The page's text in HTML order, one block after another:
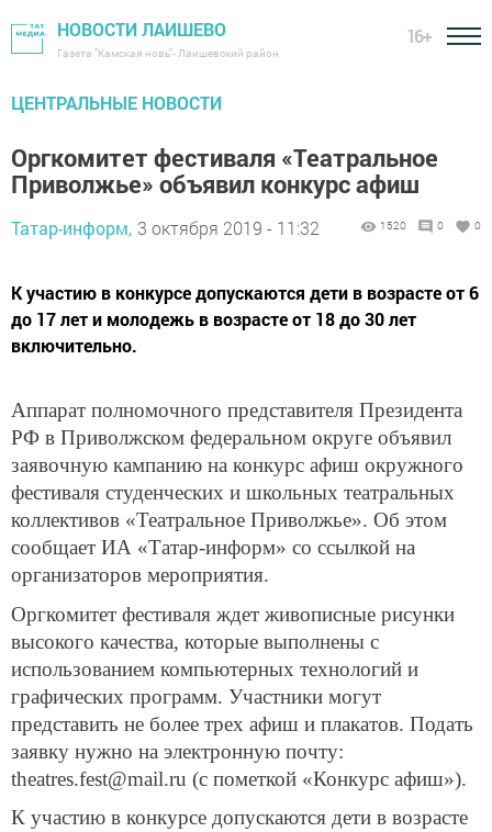
НОВОСТИ ЛАИШЕВО
Газета "Камская новь"- Лаишевский район
16+
ЦЕНТРАЛЬНЫЕ НОВОСТИ
Оргкомитет фестиваля «Театральное
Приволжье» объявил конкурс афиш
Татар-информ, 3 октября 2019 - 11:32 1520 0 0
К участию в конкурсе допускаются дети в возрасте от 6
до 17 лет и молодежь в возрасте от 18 до 30 лет
включительно.
Аппарат полномочного представителя Президента
РФ в Приволжском федеральном округе объявил
заявочную кампанию на конкурс афиш окружного
фестиваля студенческих и школьных театральных
коллективов «Театральное Приволжье». Об этом
сообщает ИА «Татар-информ» со ссылкой на
организаторов мероприятия.
Оргкомитет фестиваля ждет живописные рисунки
высокого качества, которые выполнены с
использованием компьютерных технологий и
графических программ. Участники могут
представить не более трех афиш и плакатов. Подать
заявку нужно на электронную почту:
theatres.fest@mail.ru (с пометкой «Конкурс афиш»).
К участию в конкурсе допускаются дети в возрасте